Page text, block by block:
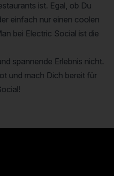
ist. Egal, ob Du
einfach nur einen coolen
bei Electric Social ist die
spannende Erlebnis nicht.
und mach Dich bereit für